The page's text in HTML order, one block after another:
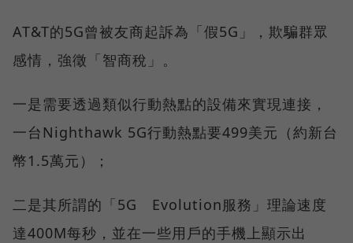
AT&T的5G曾被友商起訴為「假5G」，欺騙群眾
感情，強徵「智商稅」。
一是需要透過類似行動熱點的設備來實現連接，
一台Nighthawk 5G行動熱點要499美元（約新台
幣1.5萬元）；
二是其所謂的「5G Evolution服務」理論速度
達400M每秒，並在一些用戶的手機上顯示出